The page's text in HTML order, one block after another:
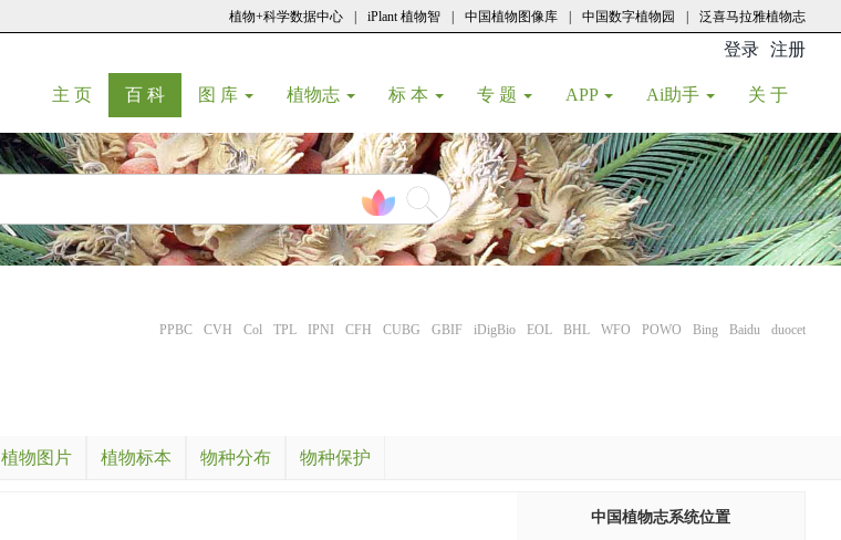
植物+科学数据中心 iPlant 植物智 中国植物图像库 中国数字植物园 泛喜马拉雅植物志
登录 注册
主 页(current)
百 科(current)
图 库 植物志 标 本 专 题 APP Ai助手 关 于
PPBC CVH Col TPL IPNI CFH CUBG GBIF iDigBio EOL BHL WFO POWO Bing Baidu duocet
植物图片 植物标本 物种分布 物种保护
中国植物志系统位置